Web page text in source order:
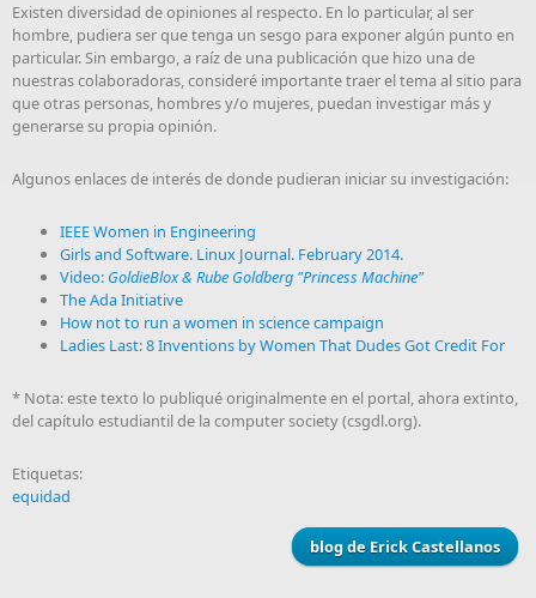
Existen diversidad de opiniones al respecto. En lo particular, al ser
hombre, pudiera ser que tenga un sesgo para exponer algún punto en
particular. Sin embargo, a raíz de una publicación que hizo una de
nuestras colaboradoras, consideré importante traer el tema al sitio para
que otras personas, hombres y/o mujeres, puedan investigar más y
generarse su propia opinión.
Algunos enlaces de interés de donde pudieran iniciar su investigación:
IEEE Women in Engineering
Girls and Software. Linux Journal. February 2014.
Video: GoldieBlox & Rube Goldberg "Princess Machine"
The Ada Initiative
How not to run a women in science campaign
Ladies Last: 8 Inventions by Women That Dudes Got Credit For
* Nota: este texto lo publiqué originalmente en el portal, ahora extinto,
del capítulo estudiantil de la computer society (csgdl.org).
Etiquetas:
equidad
blog de Erick Castellanos